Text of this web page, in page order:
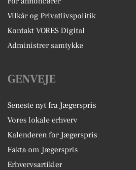
Vilkår og Privatlivspolitik
Kontakt VORES Digital
Administrer samtykke
GENVEJE
Seneste nyt fra Jægerspris
Vores lokale erhverv
Kalenderen for Jægerspris
Fakta om Jægerspris
Erhvervsartikler